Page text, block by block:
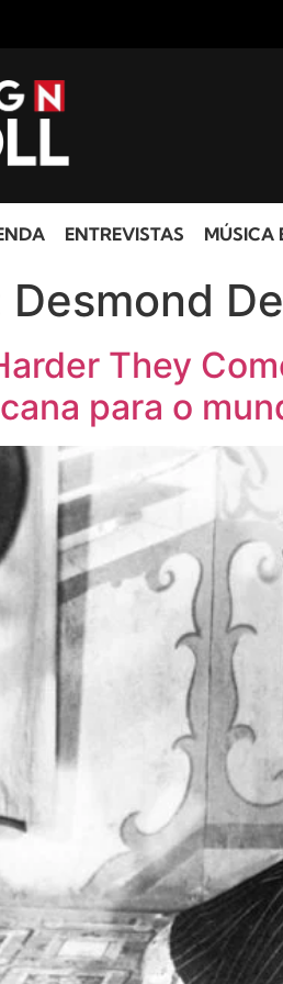
ENTREVISTAS MÚSICA
Desmond
They
para o